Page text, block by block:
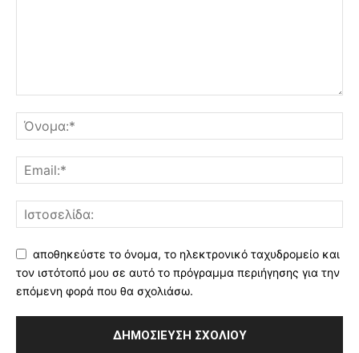
αποθηκεύστε το όνομα, το ηλεκτρονικό ταχυδρομείο και
τον ιστότοπό μου σε αυτό το πρόγραμμα περιήγησης για την
επόμενη φορά που θα σχολιάσω.